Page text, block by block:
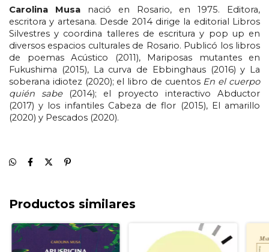
Carolina Musa nació en Rosario, en 1975. Editora,
escritora y artesana. Desde 2014 dirige la editorial Libros
Silvestres y coordina talleres de escritura y pop up en
diversos espacios culturales de Rosario. Publicó los libros
de poemas Acústico
(2011), Mariposas mutantes en
Fukushima
(2015), La curva de Ebbinghaus (2016) y La
soberana idiotez (2020); el libro de cuentos En el cuerpo
quién sabe (2014); el proyecto interactivo Abductor
(2017) y los infantiles Cabeza de flor (2015), El amarillo
(2020) y Pescados (2020).
Productos similares